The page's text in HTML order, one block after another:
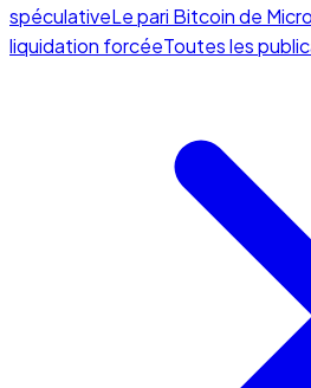
spéculativeLe pari Bitcoin de
liquidation forcéeToutes les